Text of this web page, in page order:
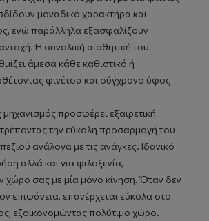
μοναδικό χαρακτήρα και
ενώ παράλληλα εξασφαλίζουν
Η συνολική αισθητική του
άμεσα κάθε καθιστικό ή
φινέτσα και σύγχρονο ύφος
προσφέρει εξαιρετική
την εύκολη προσαρμογή του
ανάλογα με τις ανάγκες. Ιδανικό
αλλά και για φιλοξενία,
χώρο σας με μία μόνο κίνηση. Όταν δεν
επιφάνεια, επανέρχεται εύκολα στο
εξοικονομώντας πολύτιμο χώρο.